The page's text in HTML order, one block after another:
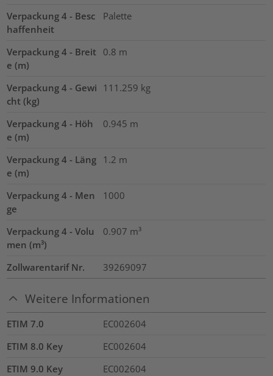
Verpackung 4 - Besc
haffenheit
Palette
Verpackung 4 - Breit
e (m)
0.8 m
Verpackung 4 - Gewi
cht (kg)
111.259 kg
Verpackung 4 - Höh
e (m)
0.945 m
Verpackung 4 - Läng
e (m)
1.2 m
Verpackung 4 - Men
ge
1000
Verpackung 4 - Volu
men (m³)
0.907 m³
Zollwarentarif Nr. 39269097
Weitere Informationen
ETIM 7.0
EC002604
ETIM 8.0 Key
EC002604
ETIM 9.0 Key
EC002604